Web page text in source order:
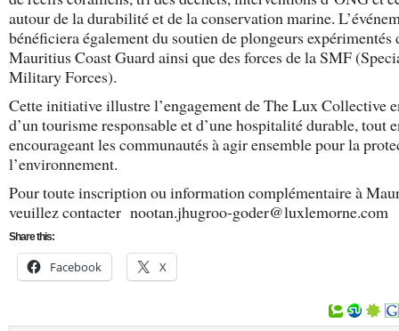
autour de la durabilité et de la conservation marine.
bénéficiera également du soutien de plongeurs expérimentés
Mauritius Coast Guard ainsi que des forces de la SMF
Military Forces).
Cette initiative illustre l’engagement de The Lux Collective
d’un tourisme responsable et d’une hospitalité durable, tout
encourageant les communautés à agir ensemble pour la
l’environnement.
Pour toute inscription ou information complémentaire à
veuillez contacter nootan.jhugroo-goder@luxlemorne.com
Share this:
Facebook X